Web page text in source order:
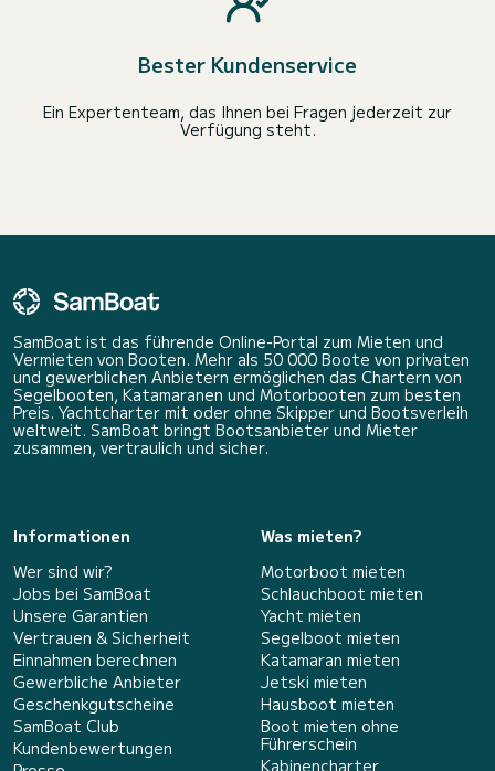
Bester Kundenservice
Ein Expertenteam, das Ihnen bei Fragen jederzeit zur
Verfügung steht.
SamBoat ist das führende Online-Portal zum Mieten und
Vermieten von Booten. Mehr als 50 000 Boote von privaten
und gewerblichen Anbietern ermöglichen das Chartern von
Segelbooten, Katamaranen und Motorbooten zum besten
Preis. Yachtcharter mit oder ohne Skipper und Bootsverleih
weltweit. SamBoat bringt Bootsanbieter und Mieter
zusammen, vertraulich und sicher.
Informationen
Wer sind wir?
Jobs bei SamBoat
Unsere Garantien
Vertrauen & Sicherheit
Einnahmen berechnen
Gewerbliche Anbieter
Geschenkgutscheine
SamBoat Club
Kundenbewertungen
Was mieten?
Motorboot mieten
Schlauchboot mieten
Yacht mieten
Segelboot mieten
Katamaran mieten
Jetski mieten
Hausboot mieten
Boot mieten ohne
Führerschein
Kabinencharter